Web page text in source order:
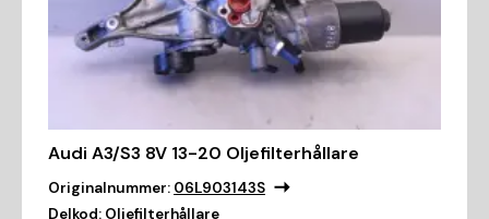
Audi A3/S3 8V 13-20 Oljefilterhållare
Originalnummer: 06L903143S
Delkod: Oljefilterhållare